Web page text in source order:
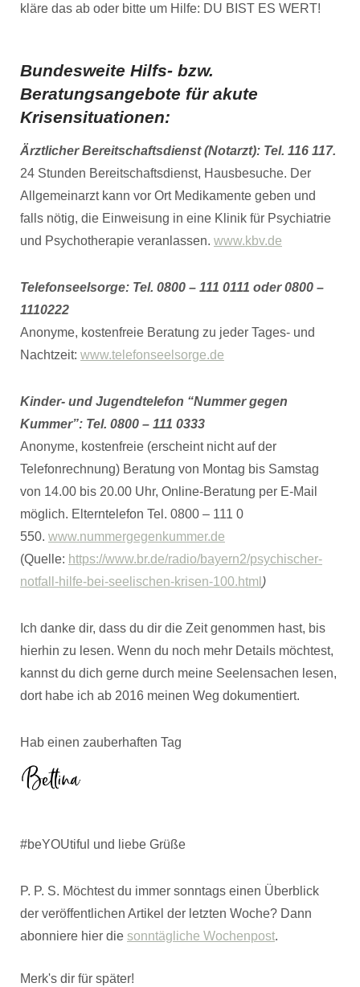
kläre das ab oder bitte um Hilfe: DU BIST ES WERT!
Bundesweite Hilfs- bzw.
Beratungsangebote für akute
Krisensituationen:
Ärztlicher Bereitschaftsdienst (Notarzt): Tel. 116 117.
24 Stunden Bereitschaftsdienst, Hausbesuche. Der
Allgemeinarzt kann vor Ort Medikamente geben und
falls nötig, die Einweisung in eine Klinik für Psychiatrie
und Psychotherapie veranlassen. www.kbv.de
Telefonseelsorge: Tel. 0800 – 111 0111 oder 0800 –
1110222
Anonyme, kostenfreie Beratung zu jeder Tages- und
Nachtzeit: www.telefonseelsorge.de
Kinder- und Jugendtelefon “Nummer gegen
Kummer”: Tel. 0800 – 111 0333
Anonyme, kostenfreie (erscheint nicht auf der
Telefonrechnung) Beratung von Montag bis Samstag
von 14.00 bis 20.00 Uhr, Online-Beratung per E-Mail
möglich. Elterntelefon Tel. 0800 – 111 0
550. www.nummergegenkummer.de
(Quelle: https://www.br.de/radio/bayern2/psychischer-
notfall-hilfe-bei-seelischen-krisen-100.html )
Ich danke dir, dass du dir die Zeit genommen hast, bis
hierhin zu lesen. Wenn du noch mehr Details möchtest,
kannst du dich gerne durch meine Seelensachen lesen,
dort habe ich ab 2016 meinen Weg dokumentiert.
Hab einen zauberhaften Tag
#beYOUtiful und liebe Grüße
P. P. S. Möchtest du immer sonntags einen Überblick
der veröffentlichen Artikel der letzten Woche? Dann
abonniere hier die sonntägliche Wochenpost.
Merk's dir für später!